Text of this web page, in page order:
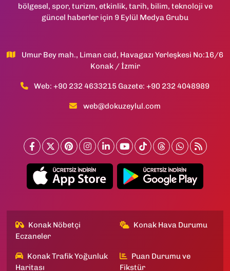
bölgesel, spor, turizm, etkinlik, tarih, bilim, teknoloji ve
güncel haberler için 9 Eylül Medya Grubu
Umur Bey mah., Liman cad, Havagazı Yerleşkesi No:16/6
Konak / İzmir
Web: +90 232 4633215 Gazete: +90 232 4048989
web@dokuzeylul.com
Konak Nöbetçi
Eczaneler
Konak Hava Durumu
Konak Trafik Yoğunluk
Haritası
Puan Durumu ve
Fikstür